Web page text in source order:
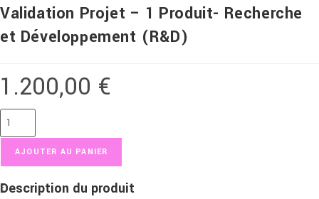
Validation Projet – 1 Produit- Recherche
et Développement (R&D)
1.200,00 €
AJOUTER AU PANIER
E
Description du produit